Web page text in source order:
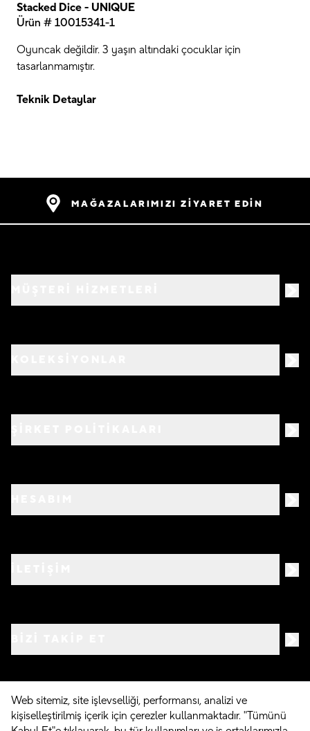
Stacked Dice - UNIQUE
Ürün # 10015341-1
Oyuncak değildir. 3 yaşın altındaki çocuklar için
tasarlanmamıştır.
Teknik Detaylar
MAĞAZALARIMIZI ZİYARET EDİN
©2026 Crocs.com.tr • Tüm hakları saklıdır
Web sitemiz, site işlevselliği, performansı, analizi ve
kişiselleştirilmiş içerik için çerezler kullanmaktadır. "Tümünü